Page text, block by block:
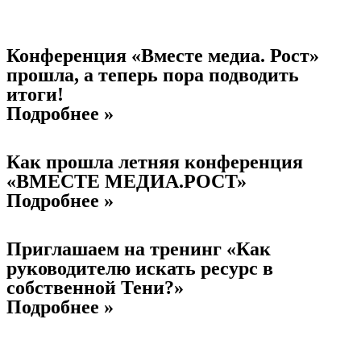
Конференция «Вместе медиа. Рост»
прошла, а теперь пора подводить
итоги!
Подробнее »
Как прошла летняя конференция
«ВМЕСТЕ МЕДИА.РОСТ»
Подробнее »
Приглашаем на тренинг «Как
руководителю искать ресурс в
собственной Тени?»
Подробнее »